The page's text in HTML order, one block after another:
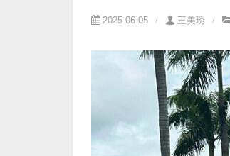
2025-06-05 王美琇